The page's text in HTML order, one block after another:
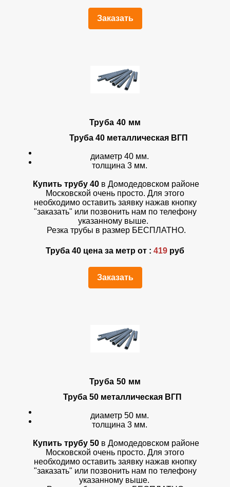
Заказать
Труба 40 мм
Труба 40 металлическая ВГП
диаметр 40 мм.
толщина 3 мм.
Купить трубу 40 в Домодедовском районе
Московской очень просто. Для этого
необходимо оставить заявку нажав кнопку
"заказать" или позвонить нам по телефону
указанному выше.
Резка трубы в размер БЕСПЛАТНО.
Труба 40 цена за метр от : 419 руб
Заказать
Труба 50 мм
Труба 50 металлическая ВГП
диаметр 50 мм.
толщина 3 мм.
Купить трубу 50 в Домодедовском районе
Московской очень просто. Для этого
необходимо оставить заявку нажав кнопку
"заказать" или позвонить нам по телефону
указанному выше.